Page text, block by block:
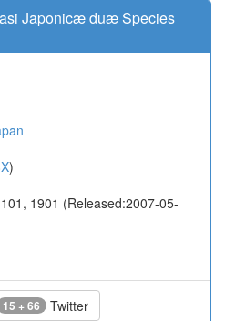
Japonicæ duæ Species
)
1901 (Released:2007-05-
15 + 66 Twitter